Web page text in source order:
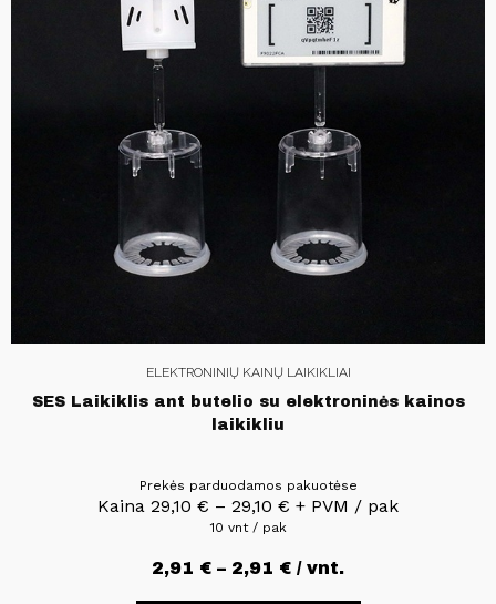
ELEKTRONINIŲ KAINŲ LAIKIKLIAI
SES Laikiklis ant butelio su elektroninės kainos
laikikliu
Prekės parduodamos pakuotėse
Kaina 29,10 € – 29,10 € + PVM / pak
10 vnt / pak
2,91 € – 2,91 € / vnt.